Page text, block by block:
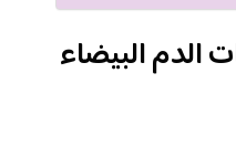
الدم البيضاء